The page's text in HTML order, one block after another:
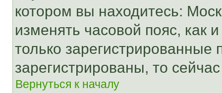
котором вы находитесь:
изменять часовой пояс, как
только
зарегистрированы, то
Вернуться к началу